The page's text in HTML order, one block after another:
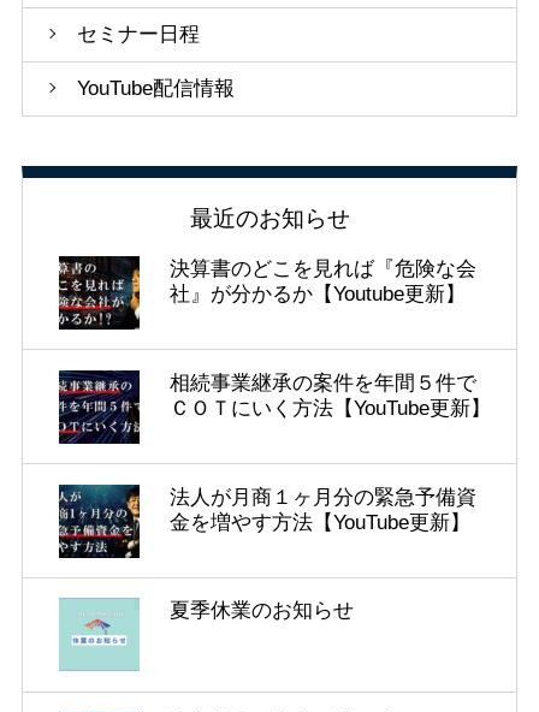
セミナー日程
YouTube配信情報
最近のお知らせ
決算書のどこを見れば『危険な会
社』が分かるか【Youtube更新】
相続事業継承の案件を年間５件で
ＣＯＴにいく方法【YouTube更新】
法人が月商１ヶ月分の緊急予備資
金を増やす方法【YouTube更新】
夏季休業のお知らせ